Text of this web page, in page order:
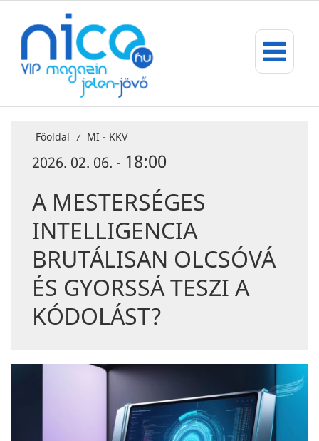
Főoldal / MI - KKV
2026. 02. 06. - 18:00
A MESTERSÉGES
INTELLIGENCIA
BRUTÁLISAN OLCSÓVÁ
ÉS GYORSSÁ TESZI A
KÓDOLÁST?